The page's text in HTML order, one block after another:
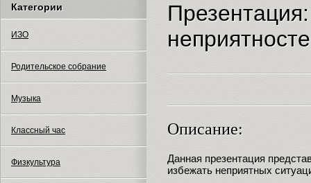
Категории
ИЗО
Родительское собрание
Музыка
Классный час
Физкультура
Описание:
Данная презентация
избежать неприятных